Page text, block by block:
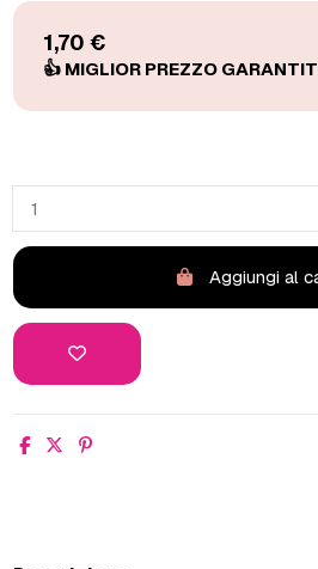
1,70 €
Aggiungi al